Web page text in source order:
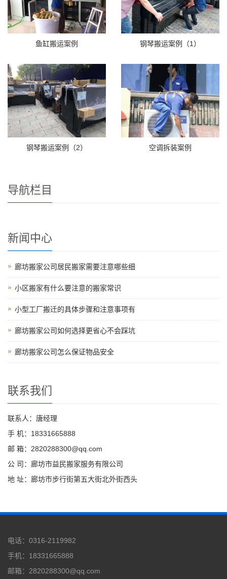
鱼缸搬运案例 钢琴搬运案例（1）
钢琴搬运案例（2） 空调拆装案例
导航栏目
新闻中心
廊坊搬家公司居民搬家需要注意哪些细
小区搬家有什么要注意的搬家常识
小型工厂搬迁的具体步骤和注意事项有
廊坊搬家公司如何选择更省心不会踩坑
廊坊搬家公司怎么保证物品安全
联系我们
联系人：唐经理
手 机：18331665888
邮 箱：2820288300@qq.com
公 司：廊坊市益民搬家服务有限公司
地 址：廊坊市步行街第五大街北外街西头
电话：0316-2119982
手机：18331665888
邮箱：2820288300@qq.com